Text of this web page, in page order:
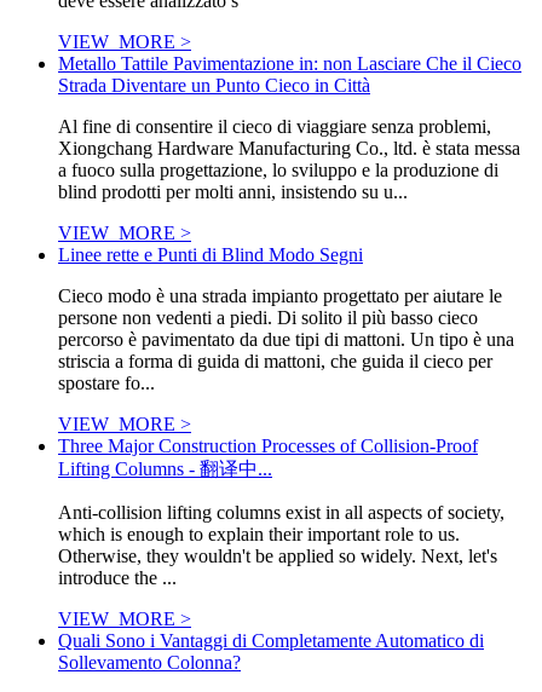
VIEW_MORE >
Metallo Tattile Pavimentazione in: non Lasciare Che il Cieco
Strada Diventare un Punto Cieco in Città
Al fine di consentire il cieco di viaggiare senza problemi,
Xiongchang Hardware Manufacturing Co., ltd. è stata messa
a fuoco sulla progettazione, lo sviluppo e la produzione di
blind prodotti per molti anni, insistendo su u...
VIEW_MORE >
Linee rette e Punti di Blind Modo Segni
Cieco modo è una strada impianto progettato per aiutare le
persone non vedenti a piedi. Di solito il più basso cieco
percorso è pavimentato da due tipi di mattoni. Un tipo è una
striscia a forma di guida di mattoni, che guida il cieco per
spostare fo...
VIEW_MORE >
Three Major Construction Processes of Collision-Proof
Lifting Columns - 翻译中...
Anti-collision lifting columns exist in all aspects of society,
which is enough to explain their important role to us.
Otherwise, they wouldn't be applied so widely. Next, let's
introduce the ...
VIEW_MORE >
Quali Sono i Vantaggi di Completamente Automatico di
Sollevamento Colonna?